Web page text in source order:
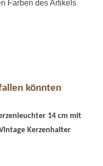
Farben des Artikels
könnten
14 cm mit
Kerzenhalter